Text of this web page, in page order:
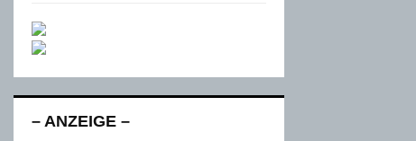
– ANZEIGE –